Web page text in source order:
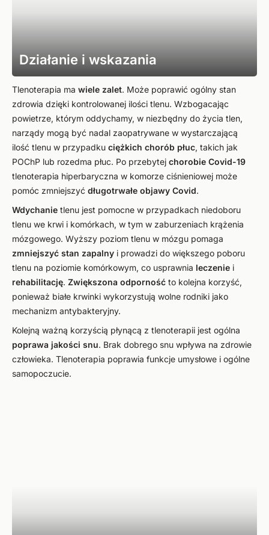
Działanie i wskazania
Tlenoterapia ma wiele zalet. Może poprawić ogólny stan
zdrowia dzięki kontrolowanej ilości tlenu. Wzbogacając
powietrze, którym oddychamy, w niezbędny do życia tlen,
narządy mogą być nadal zaopatrywane w wystarczającą
ilość tlenu w przypadku ciężkich chorób płuc, takich jak
POChP lub rozedma płuc. Po przebytej chorobie Covid-19
tlenoterapia hiperbaryczna w komorze ciśnieniowej może
pomóc zmniejszyć długotrwałe objawy Covid.
Wdychanie tlenu jest pomocne w przypadkach niedoboru
tlenu we krwi i komórkach, w tym w zaburzeniach krążenia
mózgowego. Wyższy poziom tlenu w mózgu pomaga
zmniejszyć stan zapalny i prowadzi do większego poboru
tlenu na poziomie komórkowym, co usprawnia leczenie i
rehabilitację. Zwiększona odporność to kolejna korzyść,
ponieważ białe krwinki wykorzystują wolne rodniki jako
mechanizm antybakteryjny.
Kolejną ważną korzyścią płynącą z tlenoterapii jest ogólna
poprawa jakości snu. Brak dobrego snu wpływa na zdrowie
człowieka. Tlenoterapia poprawia funkcje umysłowe i ogólne
samopoczucie.